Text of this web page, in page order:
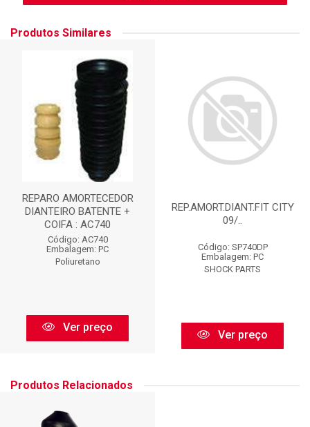
Produtos Similares
REPARO AMORTECEDOR
DIANTEIRO BATENTE +
COIFA : AC740
Código: AC740
Embalagem: PC
Poliuretano
Ver preço
REP.AMORT.DIANT.FIT CITY
09/..
Código: SP740DP
Embalagem: PC
SHOCK PARTS
Ver preço
Produtos Relacionados